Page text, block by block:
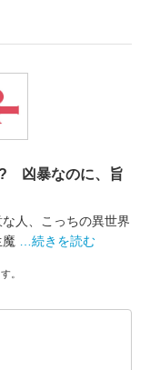
凶暴なのに、旨
人、こっちの異世界
…続きを読む
。